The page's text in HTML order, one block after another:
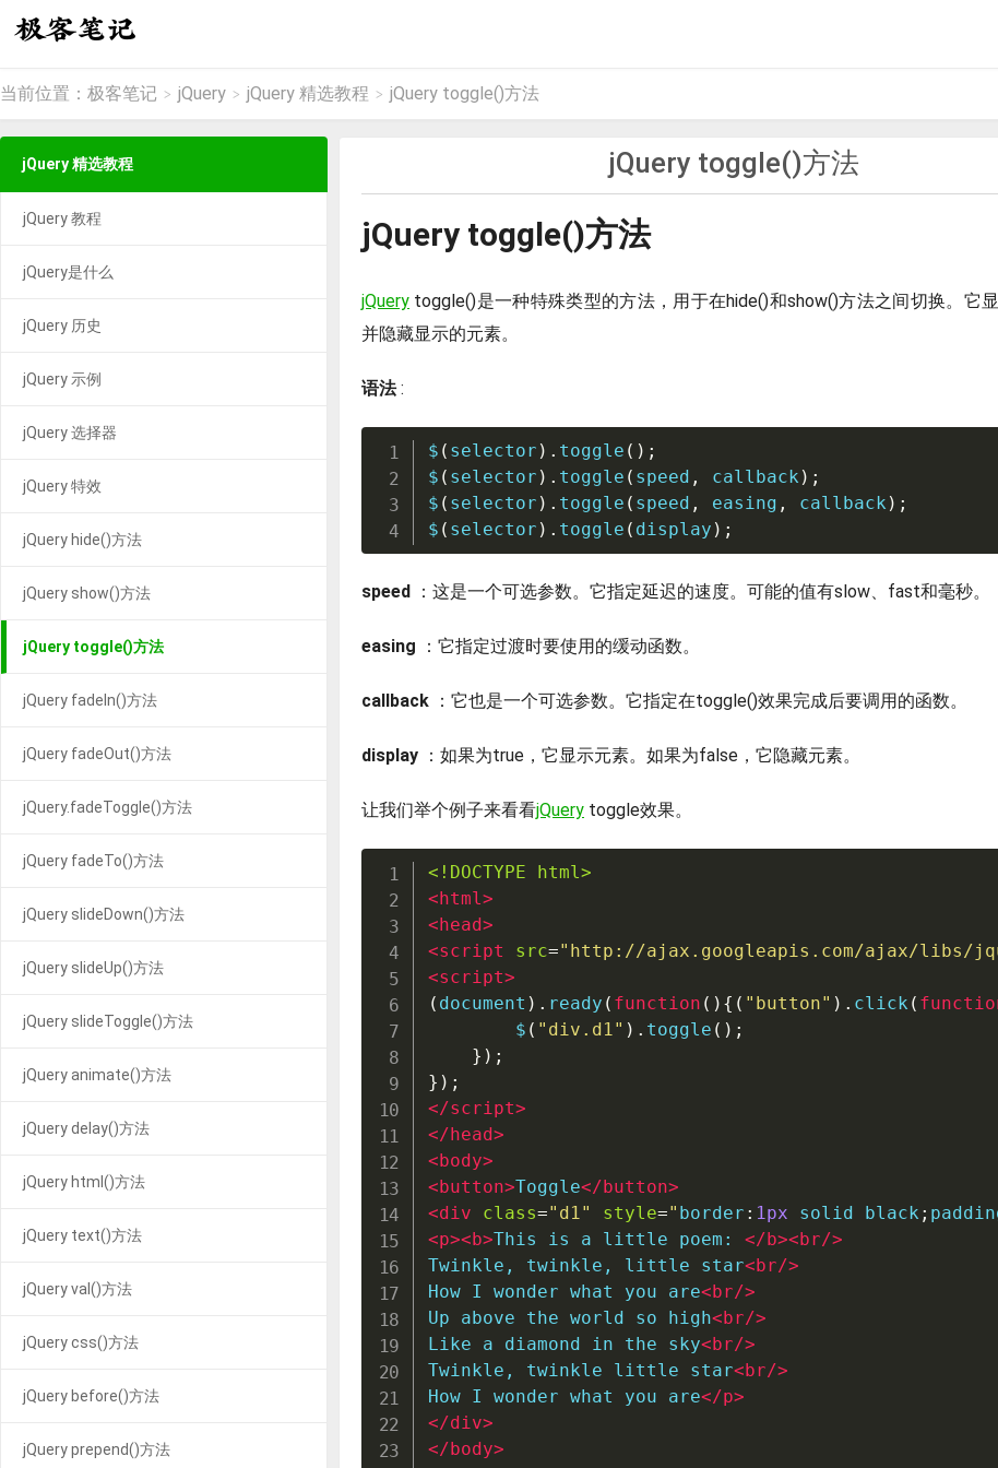
当前位置： 极客笔记 > jQuery > jQuery 精选教程 > jQuery toggle()方法
jQuery toggle()方法
jQuery toggle()方法
jQuery toggle()是一种特殊类型的方法，用于在hide()和show()方法之间切换。它
并隐藏显示的元素。
语法:
$ ( selector ). toggle ();
$ ( selector ). toggle ( speed , callback );
$ ( selector ). toggle ( speed , easing , callback );
$ ( selector ). toggle ( display );
speed ：这是一个可选参数。它指定延迟的速度。可能的值有slow、fast和毫秒。
easing ：它指定过渡时要使用的缓动函数。
callback ：它也是一个可选参数。它指定在toggle()效果完成后要调用的函数。
display ：如果为true，它显示元素。如果为false，它隐藏元素。
让我们举个例子来看看jQuery toggle效果。
<!DOCTYPE html>
<html>
<head>
<script src=" http://ajax.googleapis.com/ajax/libs/
<script>
( document ). ready ( function (){( "button" ). click (
        $
( "div.d1" ). toggle ();
});
});
</script>
</head>
<body>
<button>Toggle</button>
<div class=" d1" style=" border : 1px solid black ;
<p><b>This is a little poem: </b><br/>
Twinkle, twinkle, little star<br/>
How I wonder what you are<br/>
Up above the world so high<br/>
Like a diamond in the sky<br/>
Twinkle, twinkle little star<br/>
How I wonder what you are</p>
</div>
</body>
jQuery 精选教程
jQuery 教程
jQuery是什么
jQuery 历史
jQuery 示例
jQuery 选择器
jQuery 特效
jQuery hide()方法
jQuery show()方法
jQuery toggle()方法
jQuery fadeIn()方法
jQuery fadeOut()方法
jQuery.fadeToggle()方法
jQuery fadeTo()方法
jQuery slideDown()方法
jQuery slideUp()方法
jQuery slideToggle()方法
jQuery animate()方法
jQuery delay()方法
jQuery html()方法
jQuery text()方法
jQuery val()方法
jQuery css()方法
jQuery before()方法
jQuery prepend()方法